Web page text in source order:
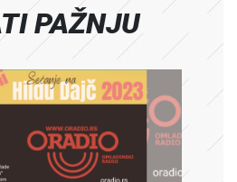
PAŽNJU